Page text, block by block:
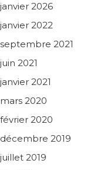
janvier 2026
janvier 2022
septembre 2021
juin 2021
janvier 2021
mars 2020
février 2020
décembre 2019
juillet 2019